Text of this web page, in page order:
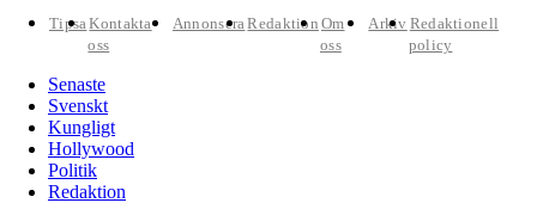
TipsaKontakta
oss
AnnonseraRedaktion Om
oss
Arkiv Redaktionell
policy
Senaste
Svenskt
Kungligt
Hollywood
Politik
Redaktion